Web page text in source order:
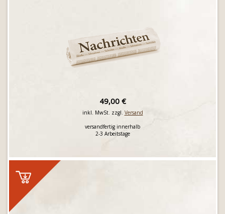
49,00 €
inkl. MwSt. zzgl. Versand
versandfertig innerhalb
2-3 Arbeitstage